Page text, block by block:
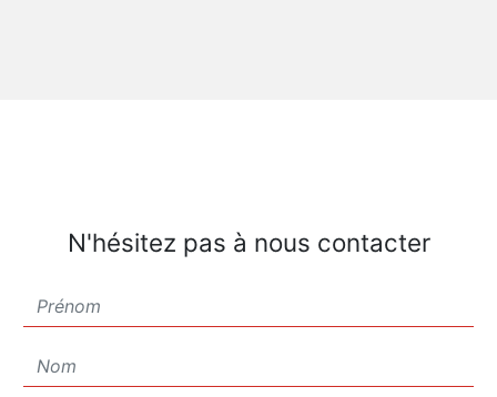
N'hésitez pas à nous contacter